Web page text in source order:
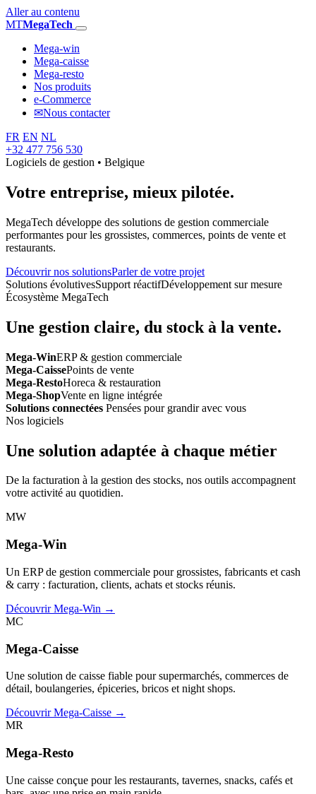
Aller au contenu
MTMegaTech
Mega-win
Mega-caisse
Mega-resto
Nos produits
e-Commerce
✉Nous contacter
FR EN NL
+32 477 756 530
Logiciels de gestion • Belgique
Votre entreprise, mieux pilotée.
MegaTech développe des solutions de gestion commerciale
performantes pour les grossistes, commerces, points de vente et
restaurants.
Découvrir nos solutionsParler de votre projet
Solutions évolutivesSupport réactifDéveloppement sur mesure
Écosystème MegaTech
Une gestion claire, du stock à la vente.
Mega-WinERP & gestion commerciale
Mega-CaissePoints de vente
Mega-RestoHoreca & restauration
Mega-ShopVente en ligne intégrée
Solutions connectées Pensées pour grandir avec vous
Nos logiciels
Une solution adaptée à chaque métier
De la facturation à la gestion des stocks, nos outils accompagnent
votre activité au quotidien.
MW
Mega-Win
Un ERP de gestion commerciale pour grossistes, fabricants et cash
& carry : facturation, clients, achats et stocks réunis.
Découvrir Mega-Win →
MC
Mega-Caisse
Une solution de caisse fiable pour supermarchés, commerces de
détail, boulangeries, épiceries, bricos et night shops.
Découvrir Mega-Caisse →
MR
Mega-Resto
Une caisse conçue pour les restaurants, tavernes, snacks, cafés et